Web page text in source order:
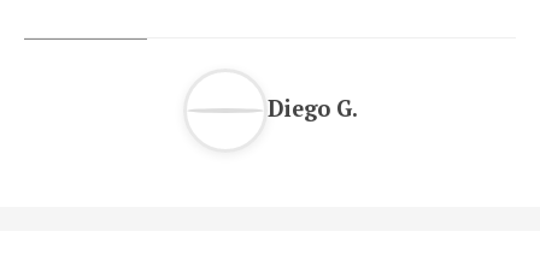
Diego G.